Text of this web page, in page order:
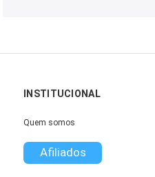
INSTITUCIONAL
Quem somos
Afiliados